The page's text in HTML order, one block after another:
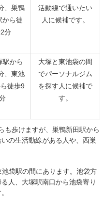
、巣鴨
から徒
分
活動線で通いたい
人に候補です。
駅から
、東池
徒歩9
大塚と東池袋の間
でパーソナルジム
を探す人に候補で
す。
も歩けますが、巣鴨新田駅から
の生活動線がある人や、西巣
袋駅の間にあります。池袋方
人、大塚駅南口から池袋寄り